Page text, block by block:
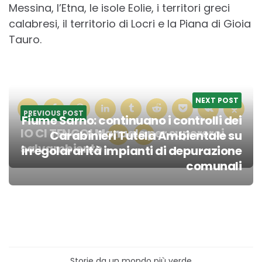
Messina, l’Etna, le isole Eolie, i territori greci
calabresi, il territorio di Locri e la Piana di Gioia
Tauro.
Post
navigation
PREVIOUS POST
IO CI TENGO! Manuale per supereroi
salvambiente
NEXT POST
Fiume Sarno: continuano i controlli dei
Carabinieri Tutela Ambientale su
irregolararità impianti di depurazione
comunali